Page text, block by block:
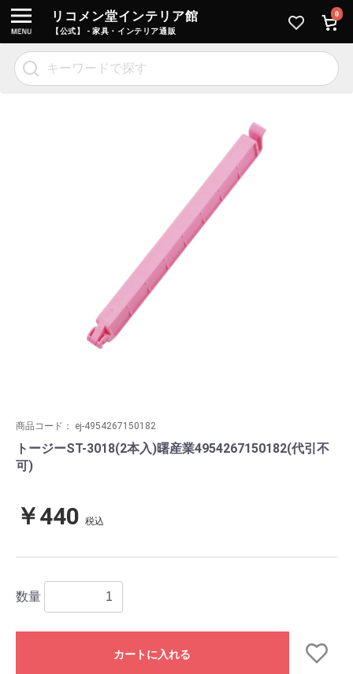
リコメン堂インテリア館
【公式】 - 家具・インテリア通販
0
商品コード： ej-4954267150182
トージーST-3018(2本入)曙産業4954267150182(代引不
可)
￥440 税込
数量
カートに入れる